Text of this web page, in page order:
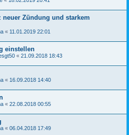
Zündung und starkem
« 11.01.2019 22:01
einstellen
« 21.09.2018 18:43
« 16.09.2018 14:40
« 22.08.2018 00:55
« 06.04.2018 17:49